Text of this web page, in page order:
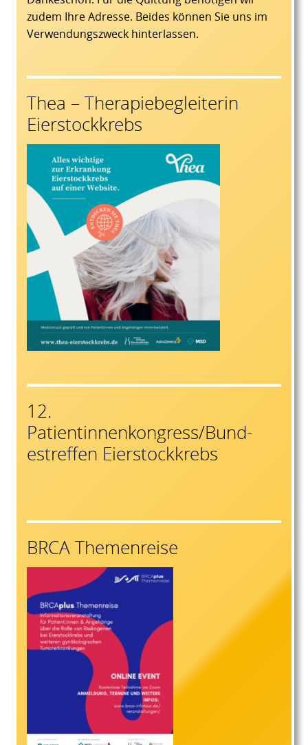
zudem Ihre Adresse. Beides können Sie uns im
Verwendungszweck hinterlassen.
Thea – Therapiebegleiterin
Eierstockkrebs
12.
Patientinnenkongress/Bund-
estreffen Eierstockkrebs
BRCA Themenreise